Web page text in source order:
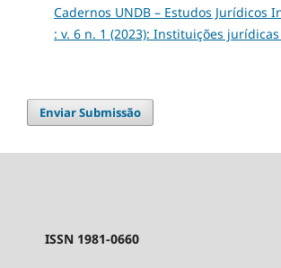
Cadernos UNDB – Estudos Jurídicos
: v. 6 n. 1 (2023): Instituições
Enviar Submissão
ISSN 1981-0660